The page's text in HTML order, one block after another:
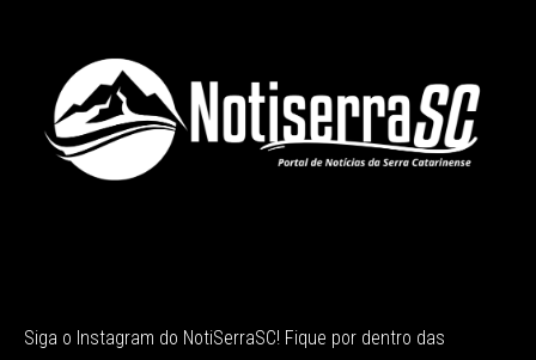
Siga o Instagram do NotiSerraSC! Fique por dentro das